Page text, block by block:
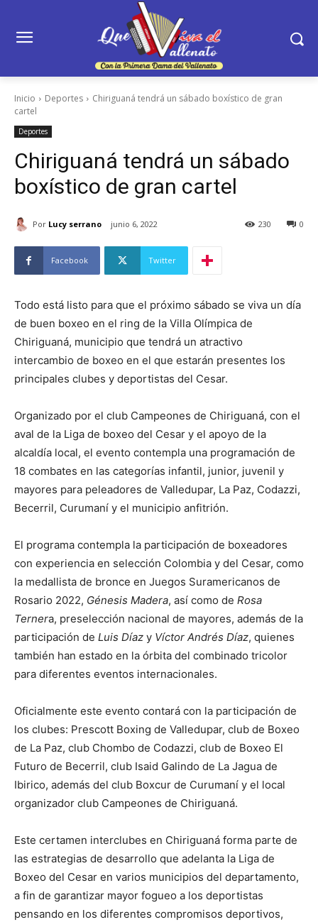
Inicio Deportes
Chiriguaná tendrá un sábado boxístico de gran
cartel
Deportes
Chiriguaná tendrá un sábado
boxístico de gran cartel
Por Lucy serrano junio 6, 2022 0
230
Facebook Twitter
Todo está listo para que el próximo sábado se viva un día
de buen boxeo en el ring de la Villa Olímpica de
Chiriguaná, municipio que tendrá un atractivo
intercambio de boxeo en el que estarán presentes los
principales clubes y deportistas del Cesar.
Organizado por el club Campeones de Chiriguaná, con el
aval de la Liga de boxeo del Cesar y el apoyo de la
alcaldía local, el evento contempla una programación de
18 combates en las categorías infantil, junior, juvenil y
mayores para peleadores de Valledupar, La Paz, Codazzi,
Becerril, Curumaní y el municipio anfitrión.
El programa contempla la participación de boxeadores
con experiencia en selección Colombia y del Cesar, como
la medallista de bronce en Juegos Suramericanos de
Rosario 2022, Génesis Madera, así como de Rosa
Ternera, preselección nacional de mayores, además de la
participación de Luis Díaz y Víctor Andrés Díaz, quienes
también han estado en la órbita del combinado tricolor
para diferentes eventos internacionales.
Oficialmente este evento contará con la participación de
los clubes: Prescott Boxing de Valledupar, club de Boxeo
de La Paz, club Chombo de Codazzi, club de Boxeo El
Futuro de Becerril, club Isaid Galindo de La Jagua de
Ibirico, además del club Boxcur de Curumaní y el local
organizador club Campeones de Chiriguaná.
Este certamen interclubes en Chiriguaná forma parte de
las estrategias de desarrollo que adelanta la Liga de
Boxeo del Cesar en varios municipios del departamento,
a fin de garantizar mayor fogueo a los deportistas
pensando en los diferentes compromisos deportivos,